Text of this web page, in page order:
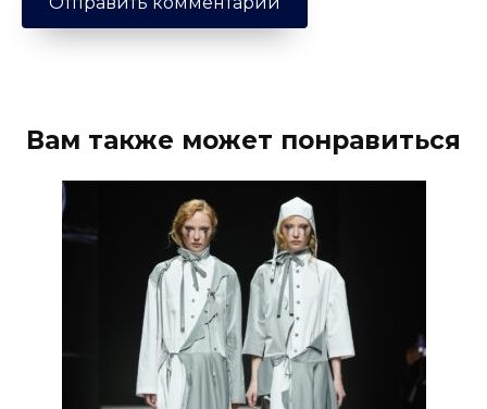
Вам также может понравиться